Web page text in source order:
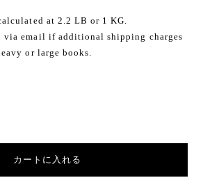
at 2.2 LB or 1 KG.
email if additional shipping charges
or large books.
カートに入れる